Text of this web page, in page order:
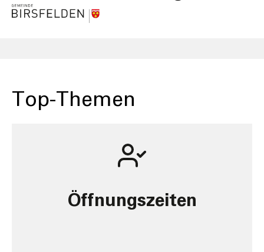
Suche nutzen
Top-Themen
Öffnungs­zeiten